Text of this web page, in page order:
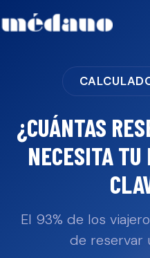
¿CUÁNTAS
NECESITA TU
El 93% de los
de reservar